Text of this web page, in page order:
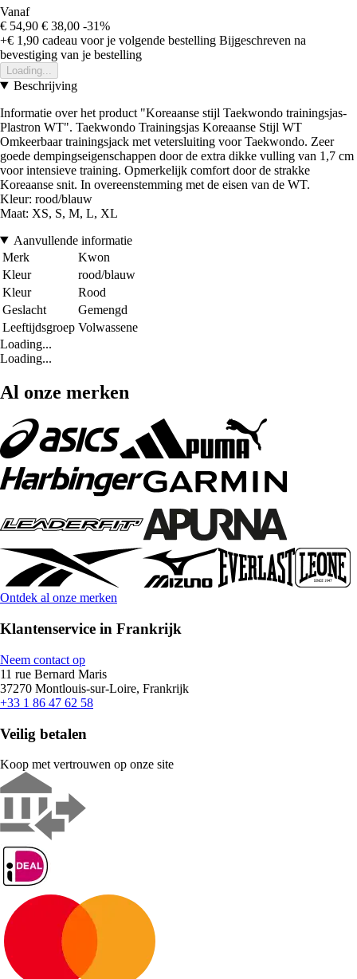
Vanaf
€ 54,90 € 38,00 -31%
+€ 1,90 cadeau voor je volgende bestelling Bijgeschreven na
bevestiging van je bestelling
Loading...
Beschrijving
Informatie over het product "Koreaanse stijl Taekwondo trainingsjas-
Plastron WT". Taekwondo Trainingsjas Koreaanse Stijl WT
Omkeerbaar trainingsjack met vetersluiting voor Taekwondo. Zeer
goede dempingseigenschappen door de extra dikke vulling van 1,7 cm
voor intensieve training. Opmerkelijk comfort door de strakke
Koreaanse snit. In overeenstemming met de eisen van de WT.
Kleur: rood/blauw
Maat: XS, S, M, L, XL
Aanvullende informatie
Merk
Kwon
Kleur
rood/blauw
Kleur
Rood
Geslacht
Gemengd
Leeftijdsgroep Volwassene
Loading...
Loading...
Al onze merken
Ontdek al onze merken
Klantenservice in Frankrijk
Neem contact op
11 rue Bernard Maris
37270 Montlouis-sur-Loire, Frankrijk
+33 1 86 47 62 58
Veilig betalen
Koop met vertrouwen op onze site